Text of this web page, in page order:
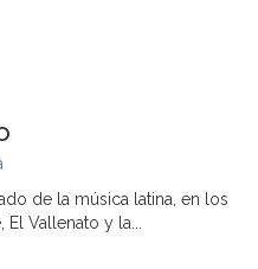
de la música latina, en los
Vallenato y la...